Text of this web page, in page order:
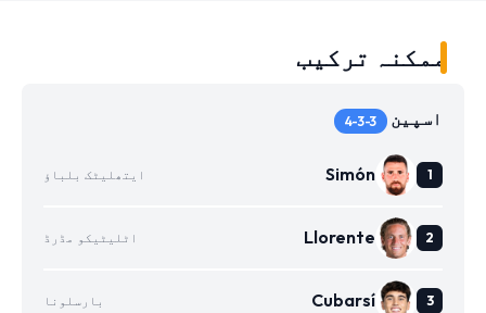
ممکنہ ترکیب
اسپین 4-3-3
Simón ایتھلیٹک بلباؤ
Llorente اٹلیٹیکو مڈرڈ
Cubarsí بارسلونا